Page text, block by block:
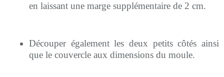
en laissant une marge supplémentaire de 2 cm.
Découper également les deux petits côtés ainsi
que le couvercle aux dimensions du moule.